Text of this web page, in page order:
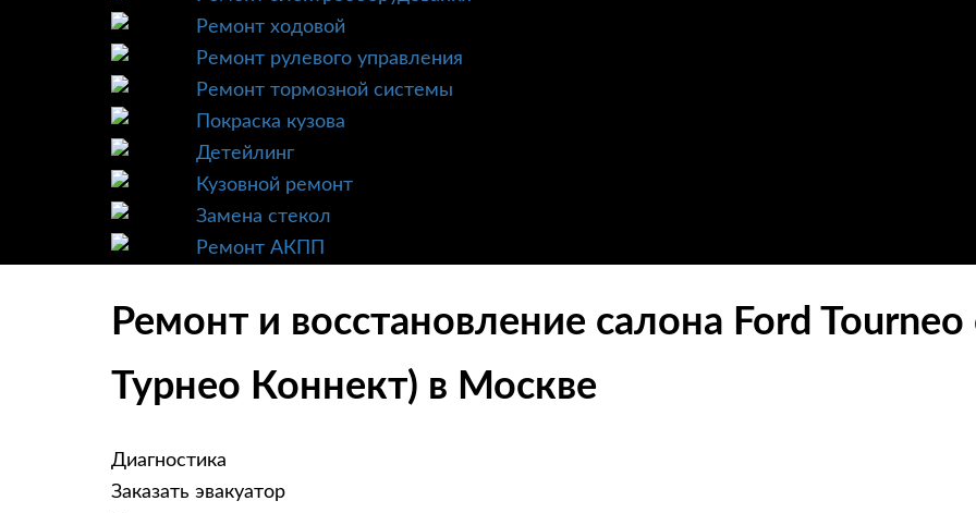
Ремонт ходовой
Ремонт рулевого управления
Ремонт тормозной системы
Покраска кузова
Детейлинг
Кузовной ремонт
Замена стекол
Ремонт АКПП
Ремонт и восстановление салона Ford
Турнео Коннект) в Москве
Диагностика
Заказать эвакуатор